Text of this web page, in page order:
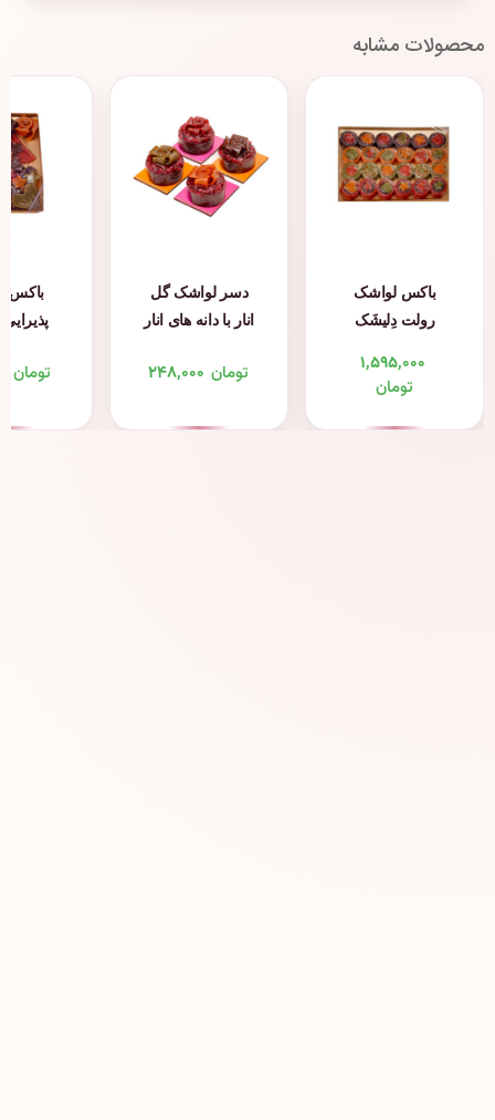
محصولات مشابه
باکس لواشک
رولت دِلیشَک
۱,۵۹۵,۰۰۰
تومان
دسر لواشک گل
انار با دانه های انار
۲۴۸,۰۰۰ تومان
باکس
تومان